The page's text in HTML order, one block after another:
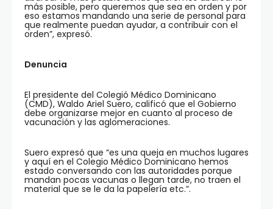
más posible, pero queremos que sea en orden y por
eso estamos mandando una serie de personal para
que realmente puedan ayudar, a contribuir con el
orden”, expresó.
Denuncia
El presidente del Colegió Médico Dominicano
(CMD), Waldo Ariel Suero, calificó que el Gobierno
debe organizarse mejor en cuanto al proceso de
vacunación y las aglomeraciones.
Suero expresó que “es una queja en muchos lugares
y aquí en el Colegio Médico Dominicano hemos
estado conversando con las autoridades porque
mandan pocas vacunas o llegan tarde, no traen el
material que se le da la papelería etc.”.